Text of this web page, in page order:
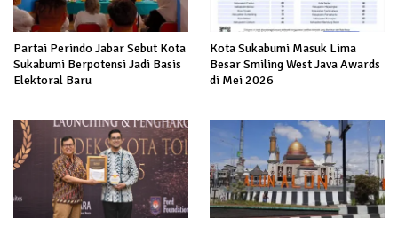
Partai Perindo Jabar Sebut Kota
Sukabumi Berpotensi Jadi Basis
Elektoral Baru
Kota Sukabumi Masuk Lima
Besar Smiling West Java Awards
di Mei 2026